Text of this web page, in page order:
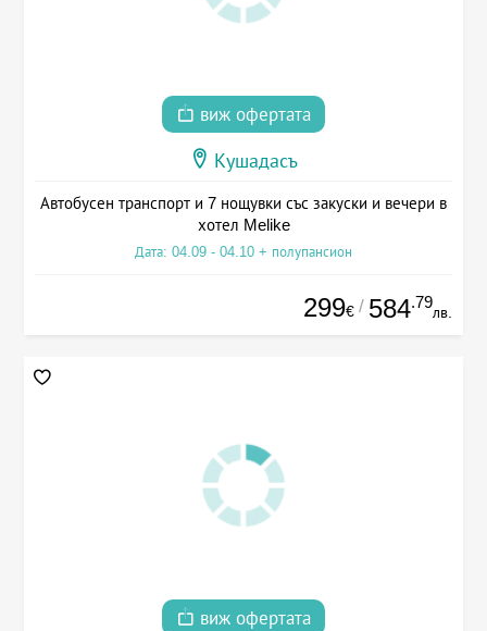
виж офертата
Кушадасъ
Автобусен транспорт и 7 нощувки със закуски и вечери в
хотел Melike
Дата: 04.09 - 04.10 + полупансион
299€ / 584.79
лв.
виж офертата